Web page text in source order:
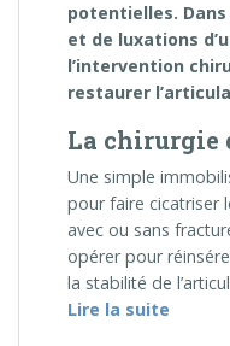
potentielles. Dans
et de luxations
l’intervention
restaurer
La chirurgie
Une simple
pour faire cicatriser
avec ou sans
opérer pour
la stabilité de
Lire la suite